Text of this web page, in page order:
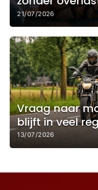
21/07/2026
Vraag naar
blijft in veel
13/07/2026